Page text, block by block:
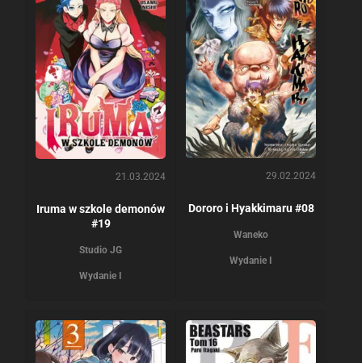
21.03.2024
Iruma w szkole demonów
#19
Studio JG
Wydanie I
29.02.2024
Dororo i Hyakkimaru #08
Waneko
Wydanie I